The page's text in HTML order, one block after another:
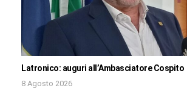
Latronico: auguri all’Ambasciatore Cospito
8 Agosto 2026